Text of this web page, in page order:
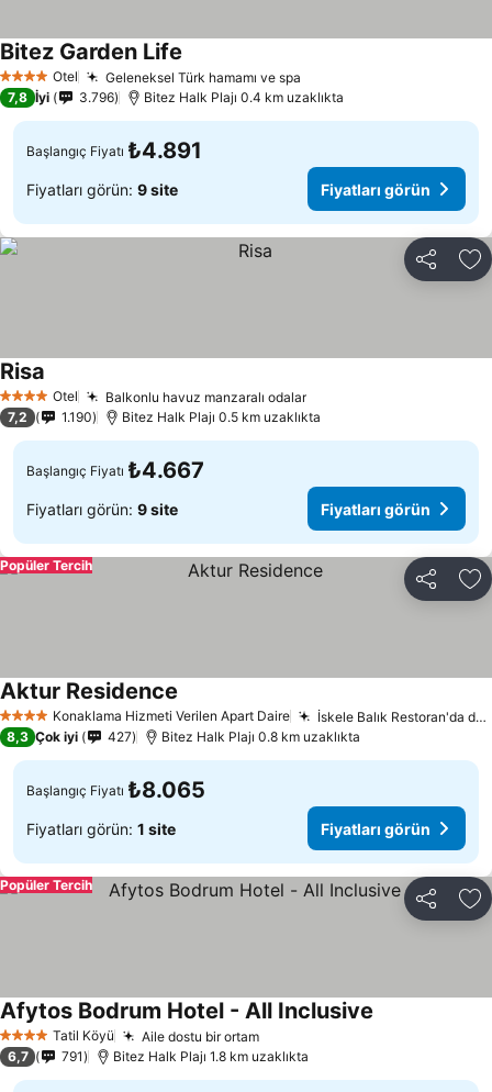
4 Yıldız Otel Geleneksel Türk hamamı ve spa
Bitez Garden Life
7,8 İyi 3.796 Bitez Halk Plajı 0.4 km uzaklıkta
Başlangıç Fiyatı ₺4.891
Fiyatları görün: 9 site Fiyatları görün
Paylaş
4 Yıldız Otel Balkonlu havuz manzaralı odalar
Risa
7,2 1.190 Bitez Halk Plajı 0.5 km uzaklıkta
Başlangıç Fiyatı ₺4.667
Fiyatları görün: 9 site Fiyatları görün
Paylaş
Popüler Tercih
4 Yıldız Konaklama Hizmeti Verilen Apart Daire İskele Balık Restoran'da deniz ürünleri ziyafeti
Aktur Residence
8,3 Çok iyi 427 Bitez Halk Plajı 0.8 km uzaklıkta
Başlangıç Fiyatı ₺8.065
Fiyatları görün: 1 site Fiyatları görün
Paylaş
Popüler Tercih
4 Yıldız Tatil Köyü Aile dostu bir ortam
Afytos Bodrum Hotel - All Inclusive
6,7 791 Bitez Halk Plajı 1.8 km uzaklıkta